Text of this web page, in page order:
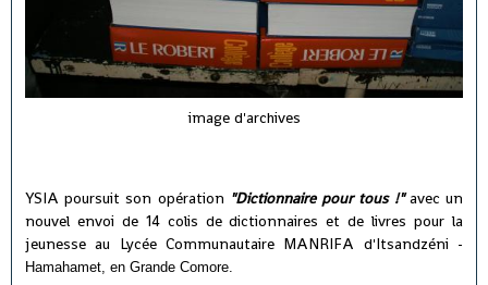
image d'archives
YSIA poursuit son opération "Dictionnaire pour tous !" avec un
nouvel envoi de 14 colis de dictionnaires et de livres pour la
jeunesse au Lycée Communautaire MANRIFA d'Itsandzéni -
Hamahamet, en Grande Comore.